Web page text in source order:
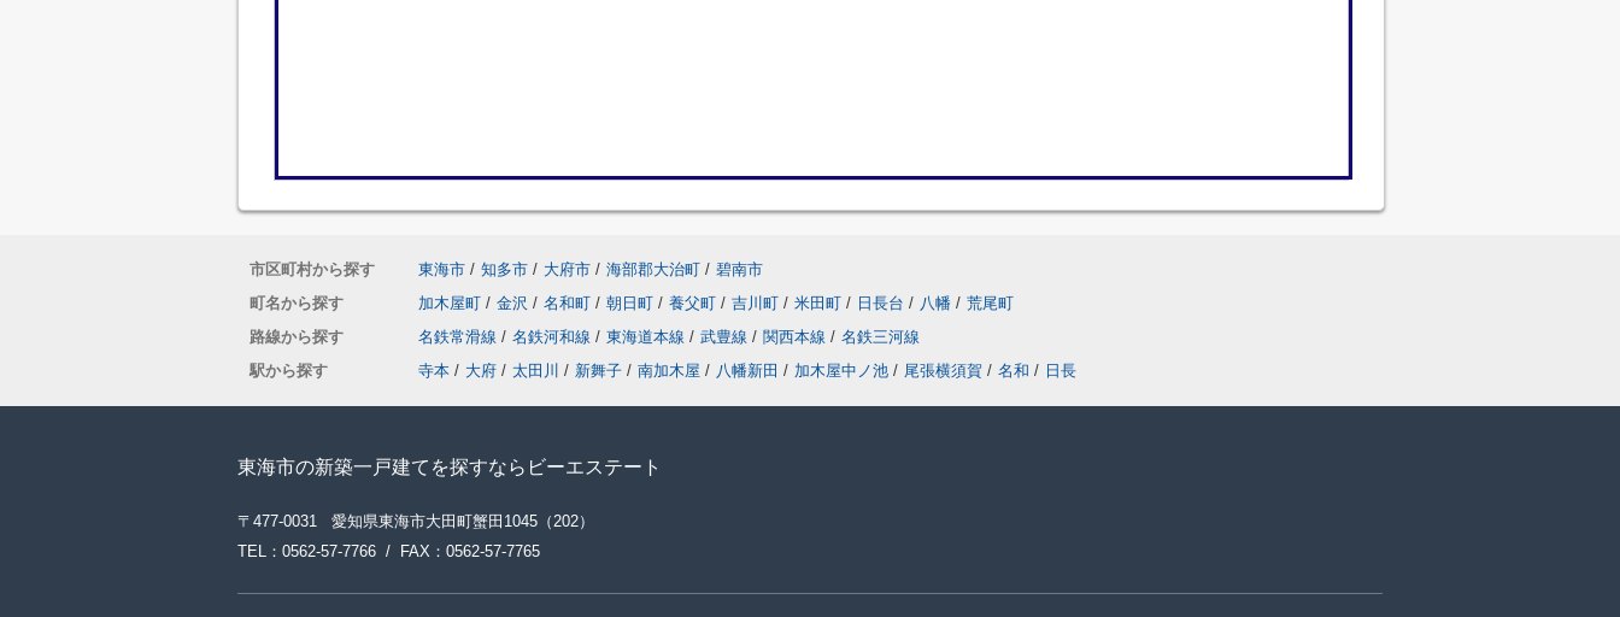
市区町村から探す 東海市 / 知多市 / 大府市 / 海部郡大治町 / 碧南市
町名から探す
加木屋町 / 金沢 / 名和町 / 朝日町 / 養父町 / 吉川町 / 米田町 / 日長台 / 八幡 / 荒尾町
路線から探す
名鉄常滑線 / 名鉄河和線 / 東海道本線 / 武豊線 / 関西本線 / 名鉄三河線
駅から探す
寺本 / 大府 / 太田川 / 新舞子 / 南加木屋 / 八幡新田 / 加木屋中ノ池 / 尾張横須賀 / 名和 / 日長
東海市の新築一戸建てを探すならビーエステート
〒477-0031 愛知県東海市大田町蟹田1045（202）
TEL：0562-57-7766 / FAX：0562-57-7765